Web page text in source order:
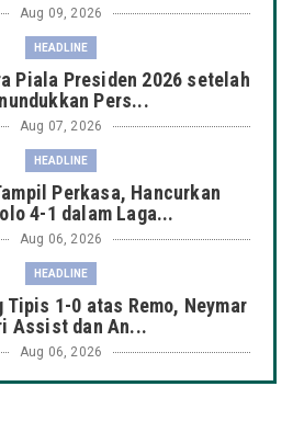
Aug 09, 2026
HEADLINE
Piala Presiden 2026 setelah
Pers...
Aug 07, 2026
HEADLINE
Perkasa, Hancurkan
4-1 dalam Laga...
Aug 06, 2026
HEADLINE
Tipis 1-0 atas Remo, Neymar
Assist dan An...
Aug 06, 2026
AMERIKA SERIKAT